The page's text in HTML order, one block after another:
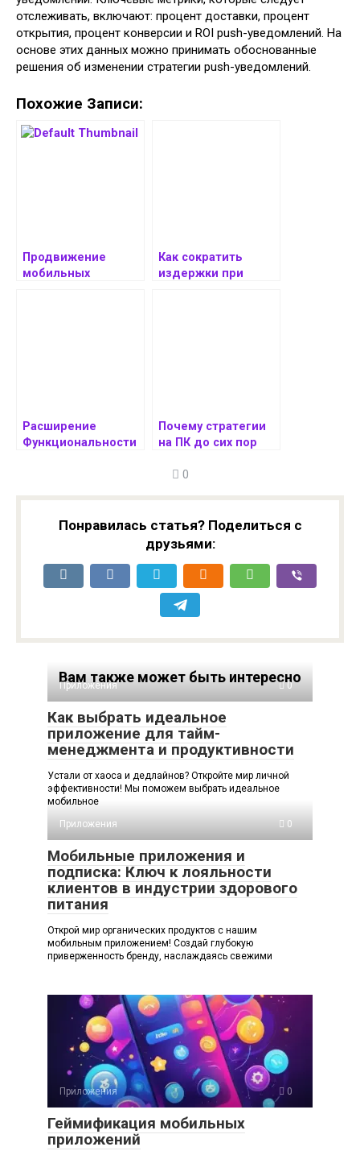
отслеживать, включают: процент доставки, процент
открытия, процент конверсии и ROI push-уведомлений. На
основе этих данных можно принимать обоснованные
решения об изменении стратегии push-уведомлений.
Похожие Записи:
Продвижение
мобильных
Как сократить
издержки при
Расширение
Функциональности
Почему стратегии
на ПК до сих пор
уникальным
0
Понравилась статья? Поделиться с
друзьями:
Вам также может быть интересно
Приложения 0
Как выбрать идеальное
приложение для тайм-
менеджмента и продуктивности
Устали от хаоса и дедлайнов? Откройте мир личной
эффективности! Мы поможем выбрать идеальное
мобильное
Приложения
0
Мобильные приложения и
подписка: Ключ к лояльности
клиентов в индустрии здорового
питания
Открой мир органических продуктов с нашим
мобильным приложением! Создай глубокую
приверженность бренду, наслаждаясь свежими
Приложения 0
Геймификация мобильных
приложений